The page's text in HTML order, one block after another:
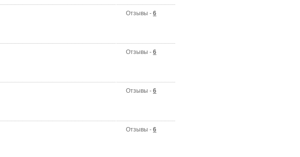
Отзывы - 6
Отзывы - 6
Отзывы - 6
Отзывы - 6